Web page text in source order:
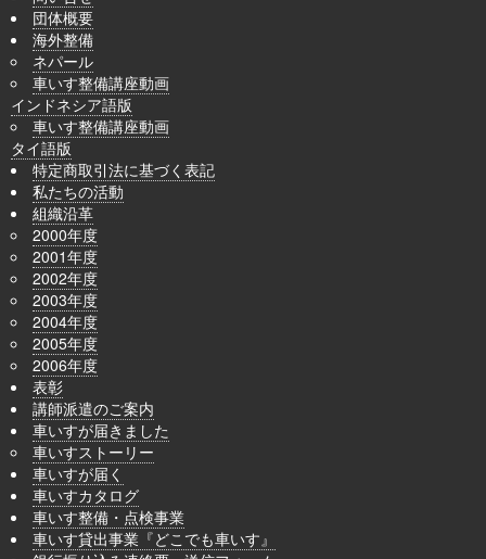
団体概要
海外整備
ネパール
車いす整備講座動画
インドネシア語版
車いす整備講座動画
タイ語版
特定商取引法に基づく表記
私たちの活動
組織沿革
2000年度
2001年度
2002年度
2003年度
2004年度
2005年度
2006年度
表彰
講師派遣のご案内
車いすが届きました
車いすストーリー
車いすが届く
車いすカタログ
車いす整備・点検事業
車いす貸出事業『どこでも車いす』